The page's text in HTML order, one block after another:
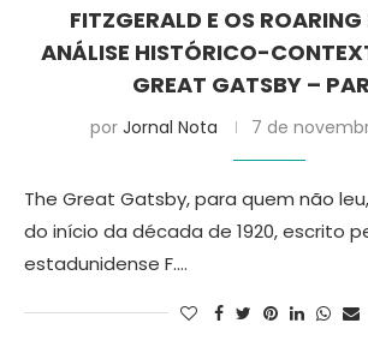
FITZGERALD E OS
ANÁLISE HISTÓRICO-
GREAT GATSBY –
por Jornal Nota 7 de
The Great Gatsby, para quem não
do início da década de 1920, escrito
estadunidense F.…